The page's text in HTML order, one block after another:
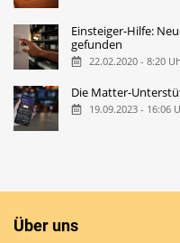
Einsteiger-Hilfe:
gefunden
22.02.2020 - 8:20
Die Matter-
19.09.2023 - 16:06
Über uns